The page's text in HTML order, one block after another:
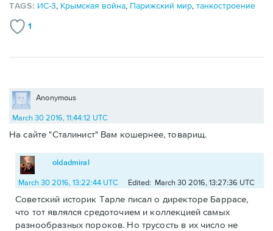
TAGS: ИС-3, Крымская война, Парижский мир,танкостроение
1
Anonymous
March 30 2016, 11:44:12 UTC
На сайте "Сталинист" Вам кошернее, товарищ.
oldadmiral
March 30 2016, 13:22:44 UTC Edited: March 30 2016, 13:27:36 UTC
Советский историк Тарле писал о директоре Баррасе,
что тот являлся средоточием и коллекцией самых
разнообразных пороков. Но трусость в их число не